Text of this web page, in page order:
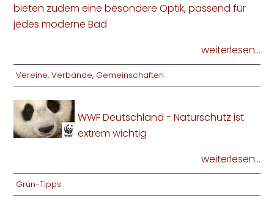
bieten zudem eine besondere Optik, passend für
jedes moderne Bad
weiterlesen...
Vereine, Verbände, Gemeinschaften
WWF Deutschland - Naturschutz ist
extrem wichtig
weiterlesen...
Grün-Tipps